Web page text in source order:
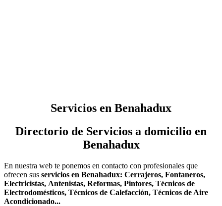
Servicios en Benahadux
Directorio de Servicios a domicilio en
Benahadux
En nuestra web te ponemos en contacto con profesionales que
ofrecen sus servicios en Benahadux: Cerrajeros, Fontaneros,
Electricistas, Antenistas, Reformas, Pintores, Técnicos de
Electrodomésticos, Técnicos de Calefacción, Técnicos de Aire
Acondicionado...